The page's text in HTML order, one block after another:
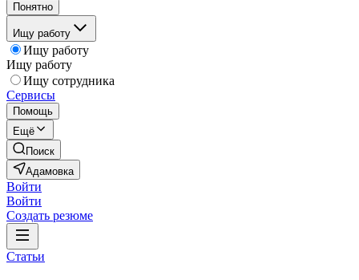
Понятно
Ищу работу
Ищу работу
Ищу работу
Ищу сотрудника
Сервисы
Помощь
Ещё
Поиск
Адамовка
Войти
Войти
Создать резюме
Статьи